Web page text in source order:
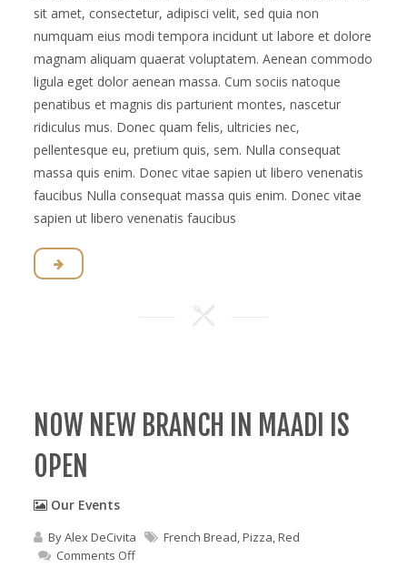
sit amet, consectetur, adipisci velit, sed quia non
numquam eius modi tempora incidunt ut labore et dolore
magnam aliquam quaerat voluptatem. Aenean commodo
ligula eget dolor aenean massa. Cum sociis natoque
penatibus et magnis dis parturient montes, nascetur
ridiculus mus. Donec quam felis, ultricies nec,
pellentesque eu, pretium quis, sem. Nulla consequat
massa quis enim. Donec vitae sapien ut libero venenatis
faucibus Nulla consequat massa quis enim. Donec vitae
sapien ut libero venenatis faucibus
NOW NEW BRANCH IN MAADI IS
OPEN
Our Events
ByAlex DeCivita French Bread,Pizza,Red
Comments Offon